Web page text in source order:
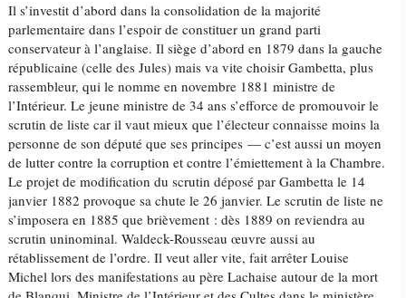
Il s’investit d’abord dans la consolidation de la majorité
parlementaire dans l’espoir de constituer un grand parti
conservateur à l’anglaise. Il siège d’abord en 1879 dans la gauche
républicaine (celle des Jules) mais va vite choisir Gambetta, plus
rassembleur, qui le nomme en novembre 1881 ministre de
l’Intérieur. Le jeune ministre de 34 ans s’efforce de promouvoir le
scrutin de liste car il vaut mieux que l’électeur connaisse moins la
personne de son député que ses principes — c’est aussi un moyen
de lutter contre la corruption et contre l’émiettement à la Chambre.
Le projet de modification du scrutin déposé par Gambetta le 14
janvier 1882 provoque sa chute le 26 janvier. Le scrutin de liste ne
s’imposera en 1885 que brièvement : dès 1889 on reviendra au
scrutin uninominal. Waldeck-Rousseau œuvre aussi au
rétablissement de l’ordre. Il veut aller vite, fait arrêter Louise
Michel lors des manifestations au père Lachaise autour de la mort